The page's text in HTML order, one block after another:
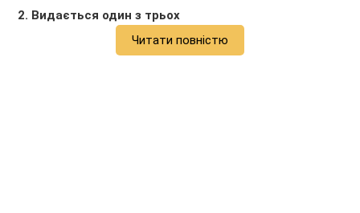
2. Видається один з трьох
Читати повністю